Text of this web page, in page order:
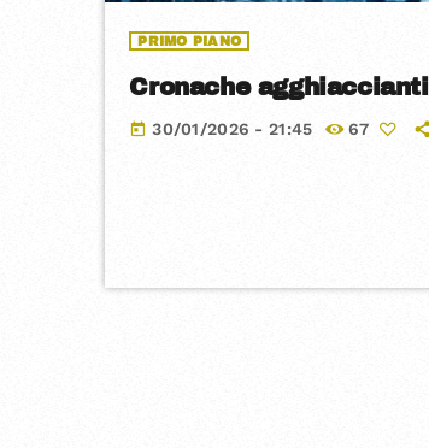
PRIMO PIANO
Cronache agghiaccianti
today 30/01/2026 - 21:45 67